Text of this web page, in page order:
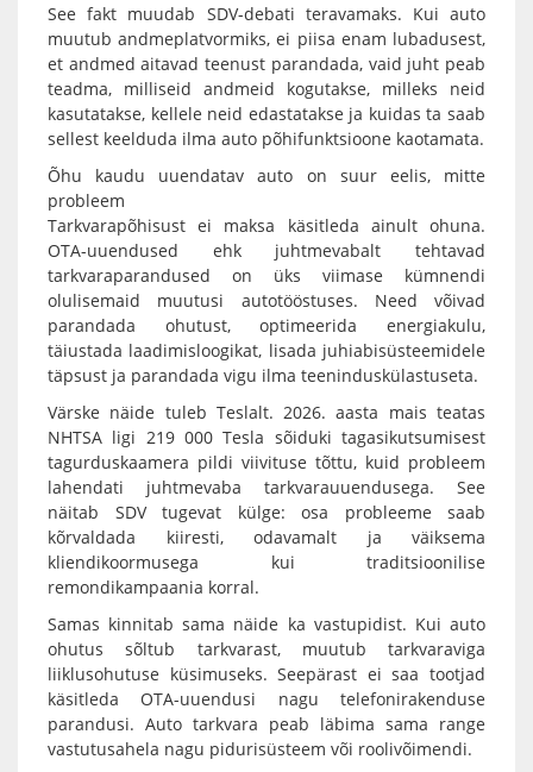
See fakt muudab SDV-debati teravamaks. Kui auto
muutub andmeplatvormiks, ei piisa enam lubadusest,
et andmed aitavad teenust parandada, vaid juht peab
teadma, milliseid andmeid kogutakse, milleks neid
kasutatakse, kellele neid edastatakse ja kuidas ta saab
sellest keelduda ilma auto põhifunktsioone kaotamata.
Õhu kaudu uuendatav auto on suur eelis, mitte
probleem
Tarkvarapõhisust ei maksa käsitleda ainult ohuna.
OTA-uuendused ehk juhtmevabalt tehtavad
tarkvaraparandused on üks viimase kümnendi
olulisemaid muutusi autotööstuses. Need võivad
parandada ohutust, optimeerida energiakulu,
täiustada laadimisloogikat, lisada juhiabisüsteemidele
täpsust ja parandada vigu ilma teeninduskülastuseta.
Värske näide tuleb Teslalt. 2026. aasta mais teatas
NHTSA ligi 219 000 Tesla sõiduki tagasikutsumisest
tagurduskaamera pildi viivituse tõttu, kuid probleem
lahendati juhtmevaba tarkvarauuendusega. See
näitab SDV tugevat külge: osa probleeme saab
kõrvaldada kiiresti, odavamalt ja väiksema
kliendikoormusega kui traditsioonilise
remondikampaania korral.
Samas kinnitab sama näide ka vastupidist. Kui auto
ohutus sõltub tarkvarast, muutub tarkvaraviga
liiklusohutuse küsimuseks. Seepärast ei saa tootjad
käsitleda OTA-uuendusi nagu telefonirakenduse
parandusi. Auto tarkvara peab läbima sama range
vastutusahela nagu pidurisüsteem või roolivõimendi.